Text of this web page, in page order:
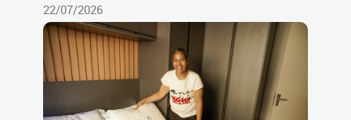
22/07/2026